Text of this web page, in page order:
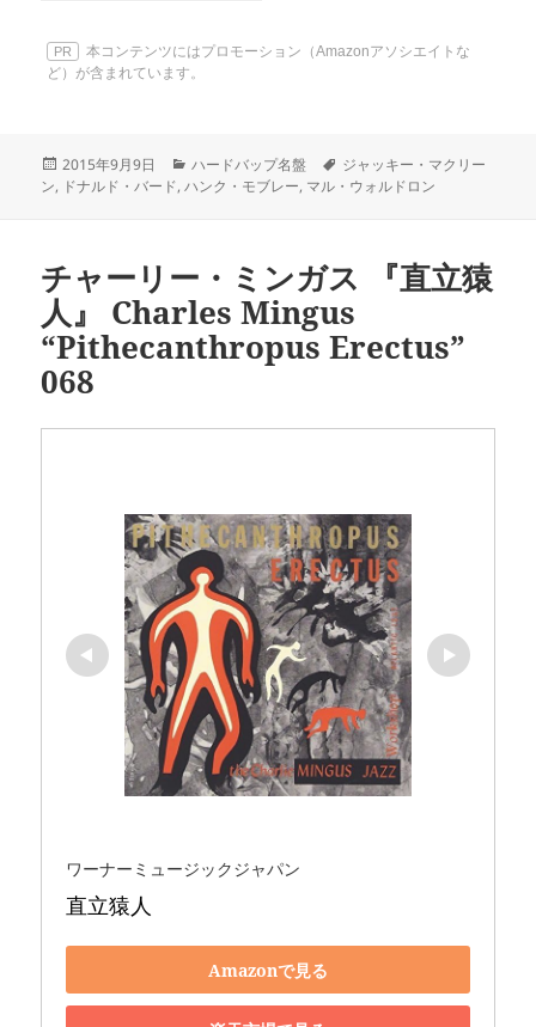
PR
本コンテンツにはプロモーション（Amazonアソシエイトな
ど）が含まれています。
投
稿
2015年9月9日
カ
テ
ハードバップ名盤
タ
グ
ジャッキー・マクリー
ン, ドナルド・バード,ハンク・モブレー, マル・ウォルドロン
チャーリー・ミンガス 『直立猿
人』 Charles Mingus
“Pithecanthropus Erectus”
068
ワーナーミュージックジャパン
直立猿人
Amazonで見る